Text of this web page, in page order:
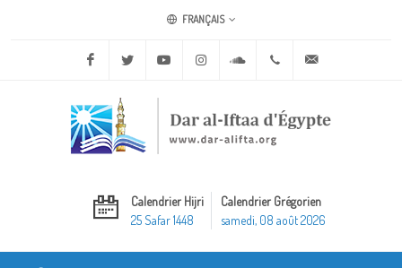
FRANÇAIS
Facebook Twitter Youtube Instagram Soundcloud+20 2 25970400
Calendrier Hijri
25 Safar 1448
Calendrier Grégorien
samedi, 08 août 2026